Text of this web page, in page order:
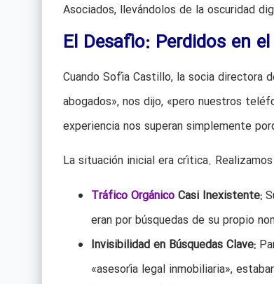
Asociados, llevándolos de la oscuridad
El Desafío: Perdidos en
Cuando Sofía Castillo, la socia directora
abogados», nos dijo, «pero nuestros
experiencia nos superan simplemente
La situación inicial era crítica.
Tráfico OrgánicoCasi Inexistente:
eran por búsquedas de su propio
Invisibilidad en Búsquedas Clave:
«asesoría legal inmobiliaria»,